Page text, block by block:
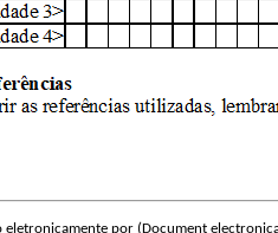
eletronicamente por (Document